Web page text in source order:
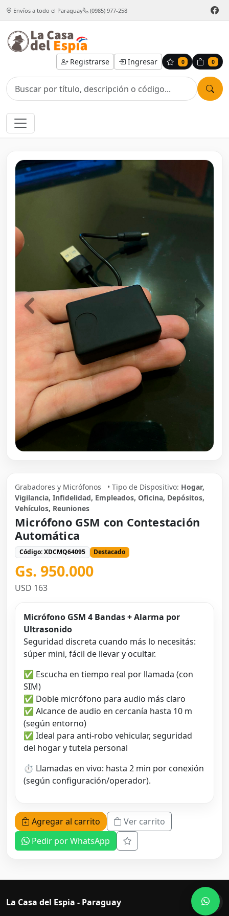
Envíos a todo el Paraguay (0985) 977-258
Registrarse Ingresar 0 0
Grabadores y Micrófonos • Tipo de Dispositivo: Hogar,
Vigilancia, Infidelidad, Empleados, Oficina, Depósitos,
Vehículos, Reuniones
Micrófono GSM con Contestación
Automática
Código: XDCMQ64095 Destacado
Gs. 950.000
USD 163
Micrófono GSM 4 Bandas + Alarma por
Ultrasonido
Seguridad discreta cuando más lo necesitás:
súper mini, fácil de llevar y ocultar.
✅ Escucha en tiempo real por llamada (con
SIM)
✅ Doble micrófono para audio más claro
✅ Alcance de audio en cercanía hasta 10 m
(según entorno)
✅ Ideal para anti-robo vehicular, seguridad
del hogar y tutela personal
⏱️ Llamadas en vivo: hasta 2 min por conexión
(según configuración/operador).
Agregar al carrito
Ver carrito
Pedir por WhatsApp
La Casa del Espia - Paraguay